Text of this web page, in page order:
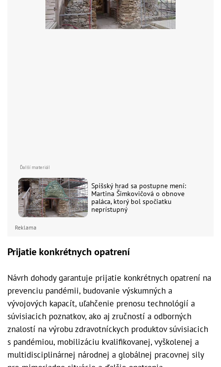
Spišský hrad sa postupne mení:
Martina Šimkovičová o obnove
paláca, ktorý bol spočiatku
neprístupný
Reklama
Prijatie konkrétnych opatrení
Návrh dohody garantuje prijatie konkrétnych opatrení na
prevenciu pandémii, budovanie výskumných a
vývojových kapacít, uľahčenie prenosu technológií a
súvisiacich poznatkov, ako aj zručností a odborných
znalostí na výrobu zdravotníckych produktov súvisiacich
s pandémiou, mobilizáciu kvalifikovanej, vyškolenej a
multidisciplinárnej národnej a globálnej pracovnej sily